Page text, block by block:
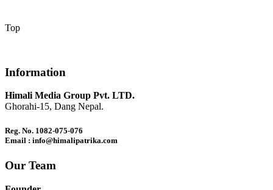
Top
Information
Himali Media Group Pvt. LTD.
Ghorahi-15, Dang Nepal.
Reg. No. 1082-075-076
Email : info@himalipatrika.com
Our Team